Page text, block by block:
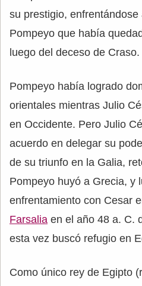
su prestigio, enfrentándose
Pompeyo que había
luego del deceso de Craso.
Pompeyo había logrado
orientales mientras Julio
en Occidente. Pero Julio
acuerdo en delegar su
de su triunfo en la Galia,
Pompeyo huyó a Grecia, y
enfrentamiento con Cesar
Farsalia en el año 48 a. C.
esta vez buscó refugio en
Como único rey de Egipto